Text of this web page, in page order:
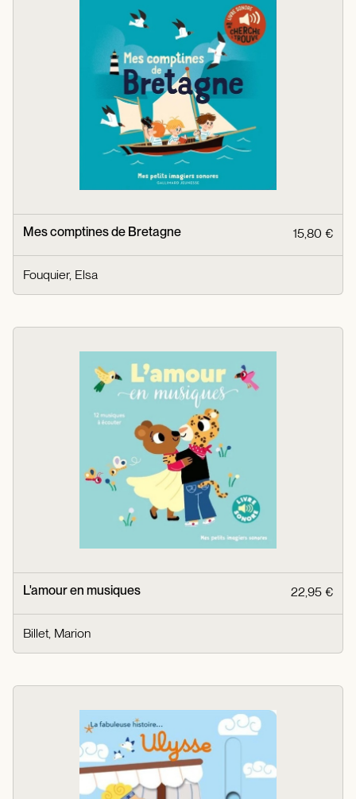
Mes comptines de Bretagne 15,80 €
Fouquier, Elsa
L'amour en musiques 22,95 €
Billet, Marion